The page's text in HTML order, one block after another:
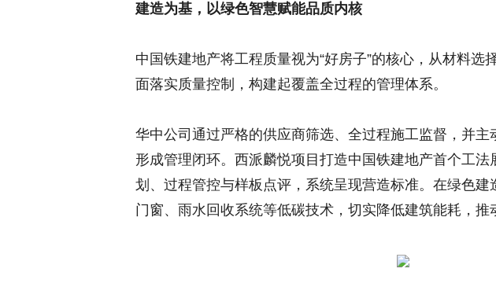
建造为基，以绿色智慧赋能品质内核
中国铁建地产将工程质量视为“好房子”的核心，从材料选
面落实质量控制，构建起覆盖全过程的管理体系。
华中公司通过严格的供应商筛选、全过程施工监督，并主
形成管理闭环。西派麟悦项目打造中国铁建地产首个工
划、过程管控与样板点评，系统呈现营造标准。在绿色
门窗、雨水回收系统等低碳技术，切实降低建筑能耗，推